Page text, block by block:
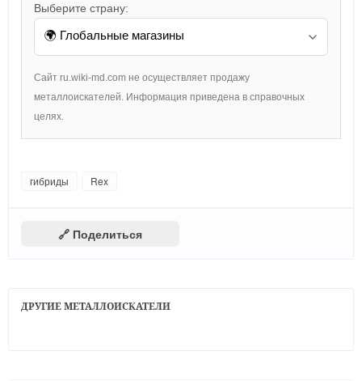
Выберите страну:
Сайт ru.wiki-md.com не осуществляет продажу
металлоискателей. Информация приведена в справочных
целях.
гибриды Rex
🔗 Поделиться
ДРУГИЕ МЕТАЛЛОИСКАТЕЛИ